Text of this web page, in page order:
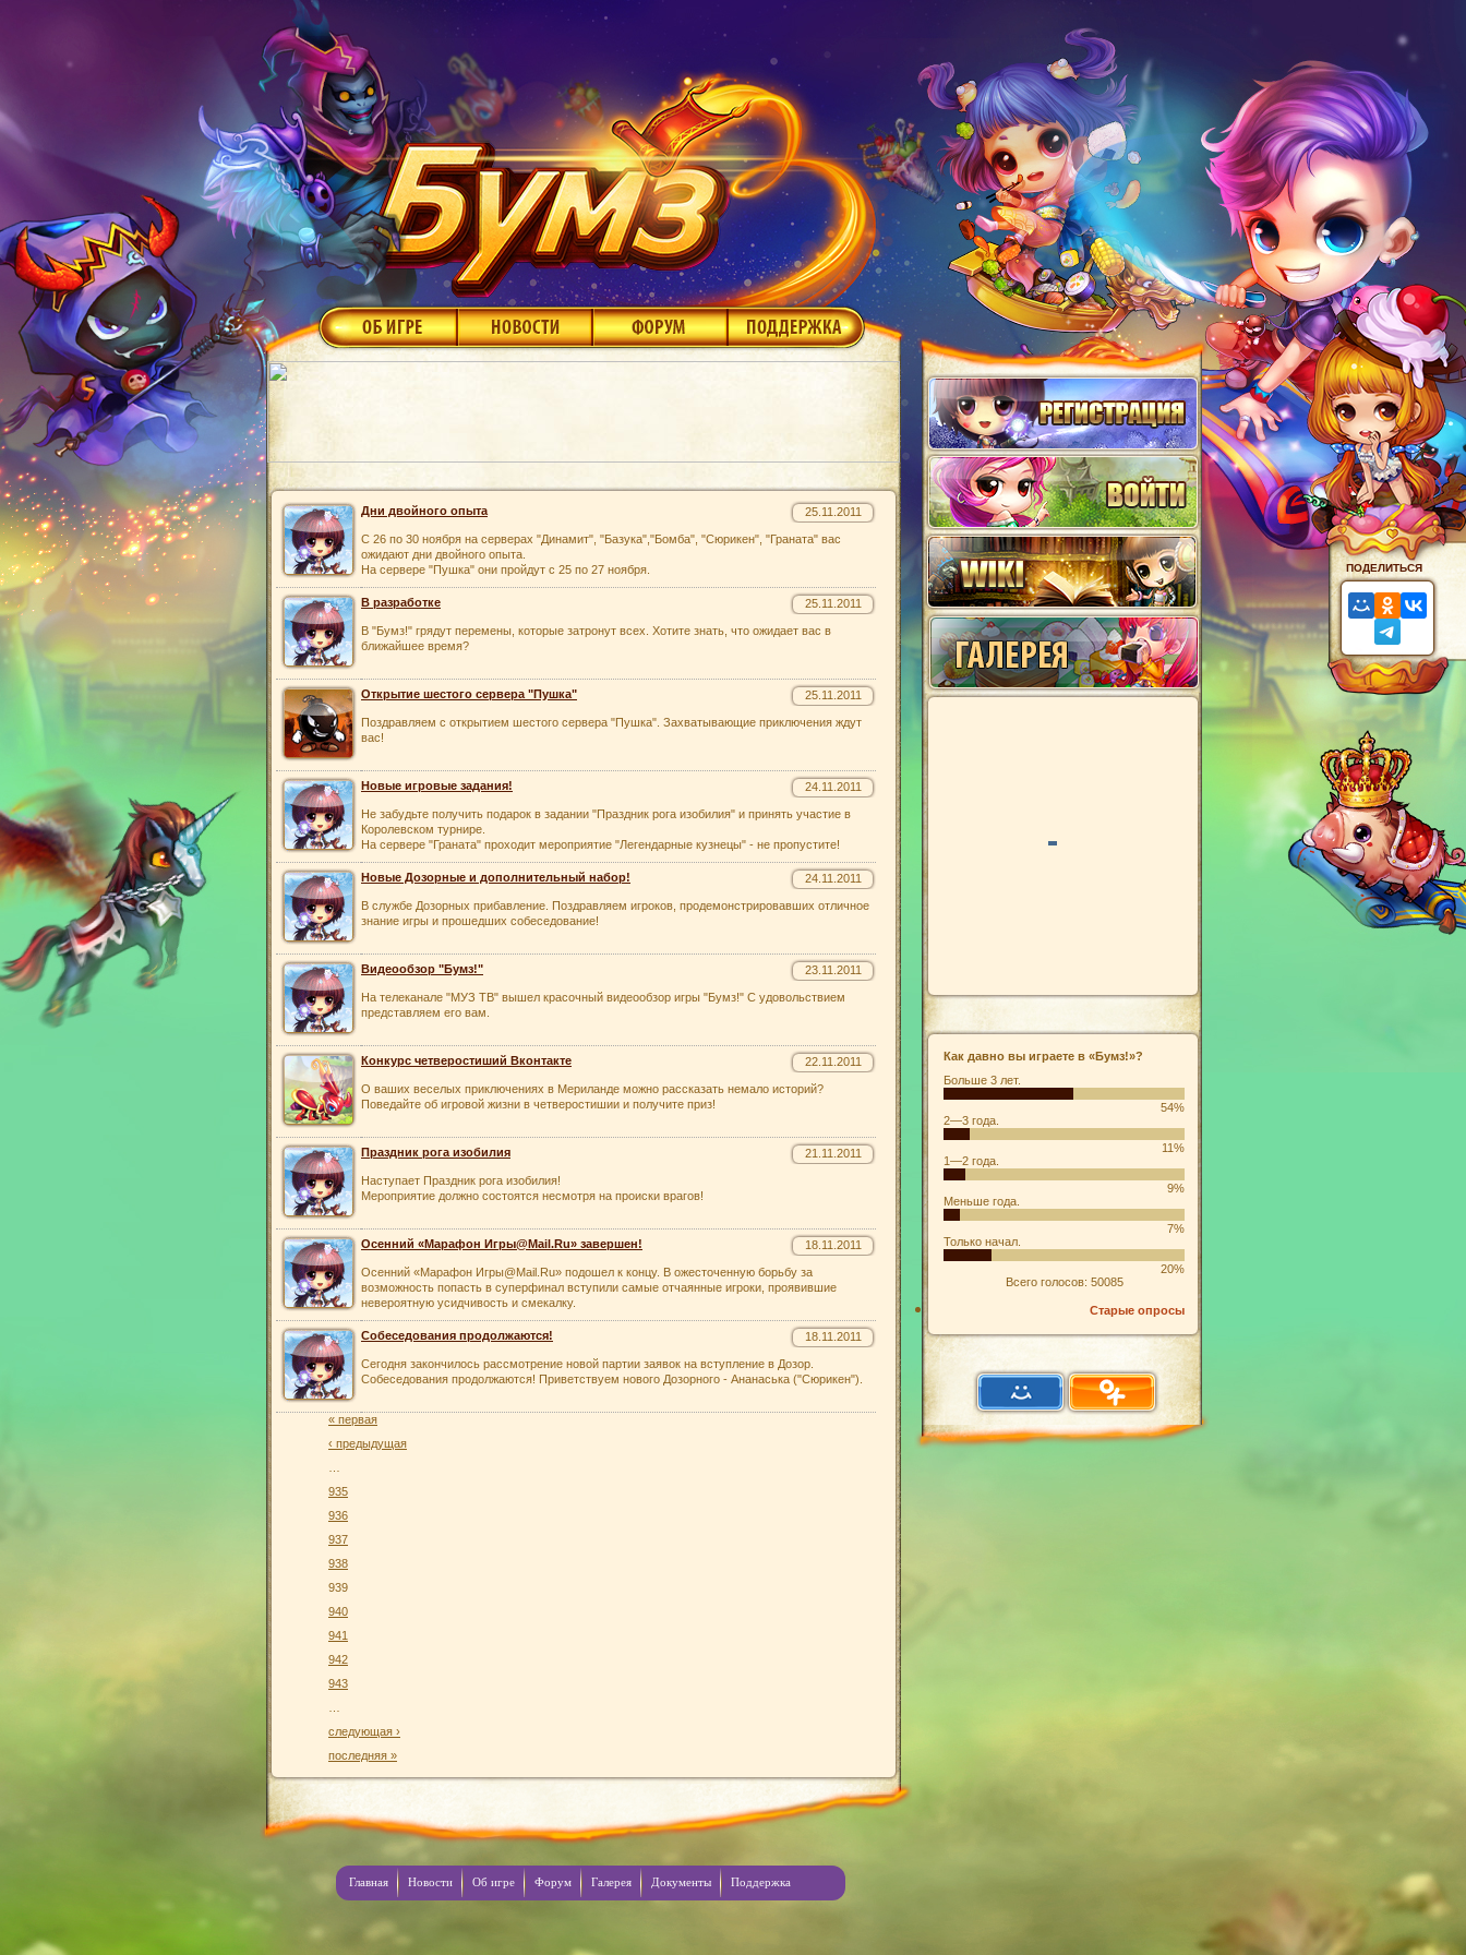
Дни двойного опыта 25.11.2011
С 26 по 30 ноября на серверах "Динамит", "Базука","Бомба", "Сюрикен", "Граната" вас
ожидают дни двойного опыта.
На сервере "Пушка" они пройдут с 25 по 27 ноября.
В разработке 25.11.2011
В "Бумз!" грядут перемены, которые затронут всех. Хотите знать, что ожидает вас в
ближайшее время?
Открытие шестого сервера "Пушка" 25.11.2011
Поздравляем с открытием шестого сервера "Пушка". Захватывающие приключения ждут
вас!
Новые игровые задания! 24.11.2011
Не забудьте получить подарок в задании "Праздник рога изобилия" и принять участие в
Королевском турнире.
На сервере "Граната" проходит мероприятие "Легендарные кузнецы" - не пропустите!
Новые Дозорные и дополнительный набор! 24.11.2011
В службе Дозорных прибавление. Поздравляем игроков, продемонстрировавших отличное
знание игры и прошедших собеседование!
Видеообзор "Бумз!" 23.11.2011
На телеканале "МУЗ ТВ" вышел красочный видеообзор игры "Бумз!" С удовольствием
представляем его вам.
Конкурс четверостиший Вконтакте 22.11.2011
О ваших веселых приключениях в Мериланде можно рассказать немало историй?
Поведайте об игровой жизни в четверостишии и получите приз!
Праздник рога изобилия 21.11.2011
Наступает Праздник рога изобилия!
Мероприятие должно состоятся несмотря на происки врагов!
Осенний «Марафон Игры@Mail.Ru» завершен! 18.11.2011
Осенний «Марафон Игры@Mail.Ru» подошел к концу. В ожесточенную борьбу за
возможность попасть в суперфинал вступили самые отчаянные игроки, проявившие
невероятную усидчивость и смекалку.
Собеседования продолжаются! 18.11.2011
Сегодня закончилось рассмотрение новой партии заявок на вступление в Дозор.
Собеседования продолжаются! Приветствуем нового Дозорного - Ананаська ("Сюрикен").
« первая
‹ предыдущая
935
936
937
938
939
940
941
942
943
следующая ›
последняя »
Главная Новости Об игре Форум Галерея Документы Поддержка
Как давно вы играете в «Бумз!»?
Больше 3 лет.
54%
2—3 года.
11%
1—2 года.
9%
Меньше года.
7%
Только начал.
20%
Всего голосов: 50085
Старые опросы